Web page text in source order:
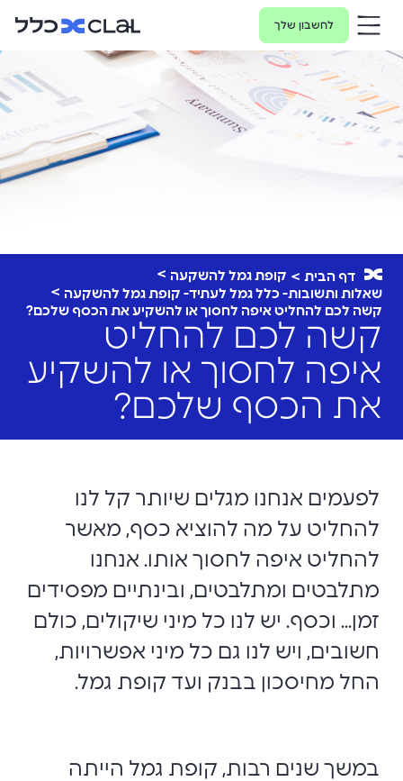
לחשבון שלך
דף הבית
קופת גמל להשקעה
שאלות ותשובות- כלל גמל לעתיד- קופת גמל להשקעה
קשה לכם להחליט איפה לחסוך או להשקיע את הכסף שלכם?
קשה לכם להחליט
איפה לחסוך או להשקיע
את הכסף שלכם?
לפעמים אנחנו מגלים שיותר קל לנו
להחליט על מה להוציא כסף, מאשר
להחליט איפה לחסוך אותו. אנחנו
מתלבטים ומתלבטים, ובינתיים מפסידים
זמן... וכסף. יש לנו כל מיני שיקולים, כולם
חשובים, ויש לנו גם כל מיני אפשרויות,
החל מחיסכון בבנק ועד קופת גמל.
במשך שנים רבות, קופת גמל הייתה